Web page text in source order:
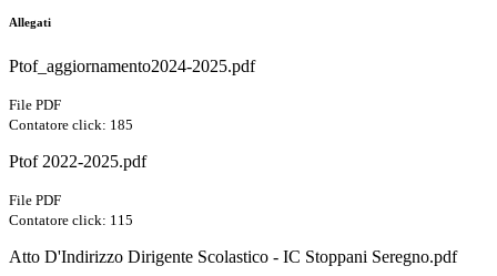
Allegati
Ptof_aggiornamento2024-2025.pdf
File PDF
Contatore click: 185
Ptof 2022-2025.pdf
File PDF
Contatore click: 115
Atto D'Indirizzo Dirigente Scolastico - IC Stoppani Seregno.pdf